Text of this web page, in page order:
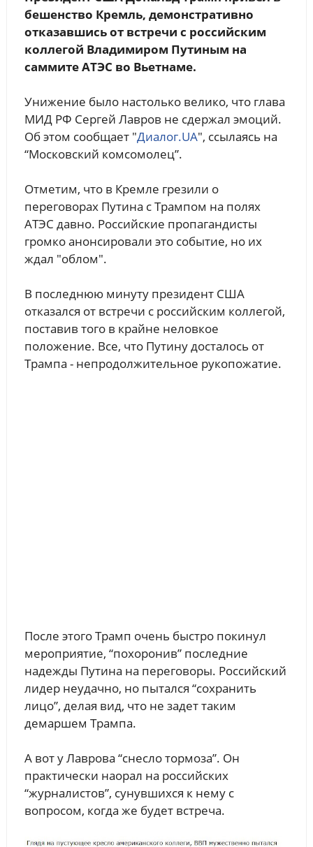
бешенство Кремль, демонстративно
отказавшись от встречи с российским
коллегой Владимиром Путиным на
саммите АТЭС во Вьетнаме.
Унижение было настолько велико, что глава
МИД РФ Сергей Лавров не сдержал эмоций.
Об этом сообщает "Диалог.UA", ссылаясь на
“Московский комсомолец”.
Отметим, что в Кремле грезили о
переговорах Путина с Трампом на полях
АТЭС давно. Российские пропагандисты
громко анонсировали это событие, но их
ждал "облом".
В последнюю минуту президент США
отказался от встречи с российским коллегой,
поставив того в крайне неловкое
положение. Все, что Путину досталось от
Трампа - непродолжительное рукопожатие.
После этого Трамп очень быстро покинул
мероприятие, “похоронив” последние
надежды Путина на переговоры. Российский
лидер неудачно, но пытался “сохранить
лицо”, делая вид, что не задет таким
демаршем Трампа.
А вот у Лаврова “снесло тормоза”. Он
практически наорал на российских
“журналистов”, сунувшихся к нему с
вопросом, когда же будет встреча.